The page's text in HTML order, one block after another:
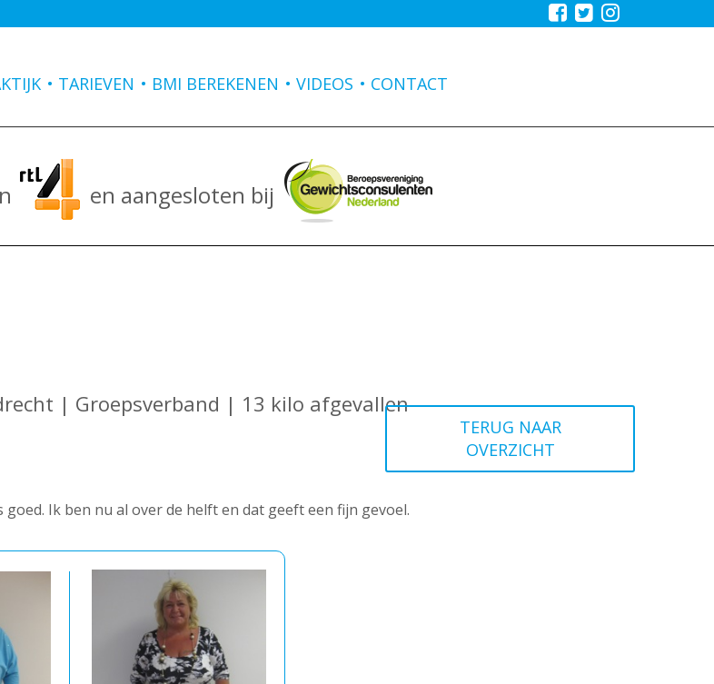
TARIEVEN BMI BEREKENEN VIDEOS CONTACT
en aangesloten bij
| Groepsverband | 13 kilo afgevallen
TERUG NAAR
OVERZICHT
goed. Ik ben nu al over de helft en dat geeft een fijn gevoel.